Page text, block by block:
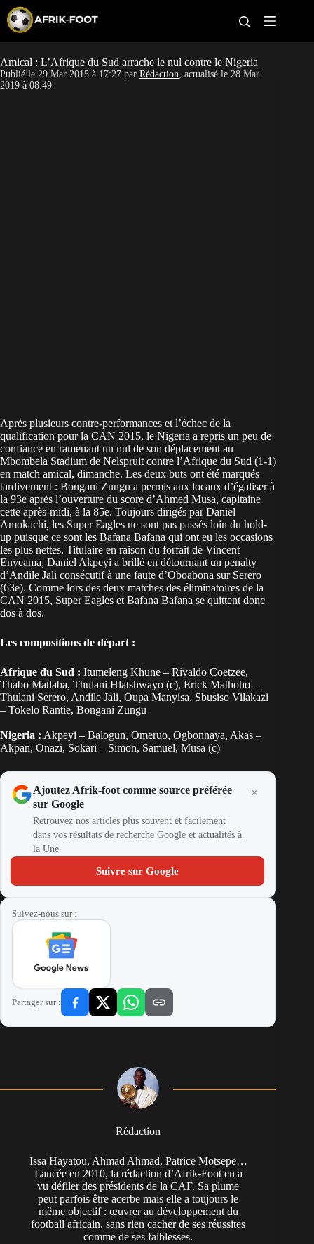
p
o
c
CAN féminine
Amical : L’Afrique du Sud arrache le nul contre le Nigeria
Publié le 29 Mar 2015 à 17:27 par Rédaction, actualisé le 28 Mar
2019 à 08:49
Après plusieurs contre-performances et l’échec de la
qualification pour la CAN 2015, le Nigeria a repris un peu de
confiance en ramenant un nul de son déplacement au
Mbombela Stadium de Nelspruit contre l’Afrique du Sud (1-1)
en match amical, dimanche. Les deux buts ont été marqués
tardivement : Bongani Zungu a permis aux locaux d’égaliser à
la 93e après l’ouverture du score d’Ahmed Musa, capitaine
cette après-midi, à la 85e. Toujours dirigés par Daniel
Amokachi, les Super Eagles ne sont pas passés loin du hold-
up puisque ce sont les Bafana Bafana qui ont eu les occasions
les plus nettes. Titulaire en raison du forfait de Vincent
Enyeama, Daniel Akpeyi a brillé en détournant un penalty
d’Andile Jali consécutif à une faute d’Oboabona sur Serero
(63e). Comme lors des deux matches des éliminatoires de la
CAN 2015, Super Eagles et Bafana Bafana se quittent donc
dos à dos.
Les compositions de départ :
Afrique du Sud : Itumeleng Khune – Rivaldo Coetzee,
Thabo Matlaba, Thulani Hlatshwayo (c), Erick Mathoho –
Thulani Serero, Andile Jali, Oupa Manyisa, Sbusiso Vilakazi
– Tokelo Rantie, Bongani Zungu
Nigeria : Akpeyi – Balogun, Omeruo, Ogbonnaya, Akas –
Akpan, Onazi, Sokari – Simon, Samuel, Musa (c)
Ajoutez Afrik-foot comme source préférée
sur Google
Retrouvez nos articles plus souvent et facilement
dans vos résultats de recherche Google et actualités à
la Une.
Suivre sur Google
Suivez-nous sur :
Partager sur :
Rédaction
Issa Hayatou, Ahmad Ahmad, Patrice Motsepe…
Lancée en 2010, la rédaction d’Afrik-Foot en a
vu défiler des présidents de la CAF. Sa plume
peut parfois être acerbe mais elle a toujours le
même objectif : œuvrer au développement du
football africain, sans rien cacher de ses réussites
comme de ses faiblesses.